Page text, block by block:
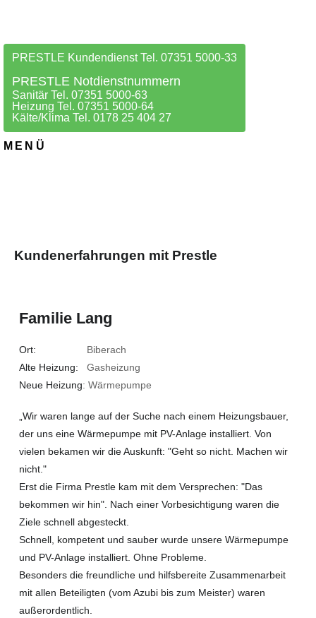
PRESTLE Kundendienst Tel. 07351 5000-33
PRESTLE Notdienstnummern
Sanitär Tel. 07351 5000-63
Heizung Tel. 07351 5000-64
Kälte/Klima Tel. 0178 25 404 27
MENÜ
Kundenerfahrungen mit Prestle
Familie Lang
Ort: Biberach
Alte Heizung: Gasheizung
Neue Heizung: Wärmepumpe
„Wir waren lange auf der Suche nach einem Heizungsbauer,
der uns eine Wärmepumpe mit PV-Anlage installiert. Von
vielen bekamen wir die Auskunft: "Geht so nicht. Machen wir
nicht."
Erst die Firma Prestle kam mit dem Versprechen: "Das
bekommen wir hin". Nach einer Vorbesichtigung waren die
Ziele schnell abgesteckt.
Schnell, kompetent und sauber wurde unsere Wärmepumpe
und PV-Anlage installiert. Ohne Probleme.
Besonders die freundliche und hilfsbereite Zusammenarbeit
mit allen Beteiligten (vom Azubi bis zum Meister) waren
außerordentlich.